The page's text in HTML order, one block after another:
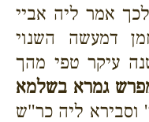
אמר ליה אביי
דמעשה השנוי
עיקר טפי מהך
גמרא בשלמא
וסבירא ליה כר"ש